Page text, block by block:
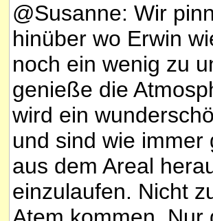
@Susanne: Wir
hinüber wo Erwin
noch ein wenig zu
genieße die
wird ein
und sind wie
aus dem Areal
einzulaufen. Nicht